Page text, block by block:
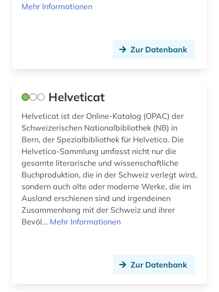
slavistik (1)
sozialarbeit (1)
sozialwissenschaften (9)
soziologie (1)
spanien (15)
spanisch (4)
sprache (4)
Mehr Informationen
Zur Datenbank
Helveticat
Helveticat ist der Online-Katalog (OPAC) der
Schweizerischen Nationalbibliothek (NB) in
Bern, der Spezialbibliothek für Helvetica. Die
Helvetica-Sammlung umfasst nicht nur die
gesamte literarische und wissenschaftliche
Buchproduktion, die in der Schweiz verlegt wird,
sondern auch alte oder moderne Werke, die im
Ausland erschienen sind und irgendeinen
Zusammenhang mit der Schweiz und ihrer
Bevöl... Mehr Informationen
Zur Datenbank